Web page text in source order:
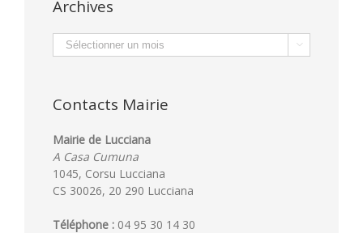
Archives
Archives 
Contacts Mairie
Mairie de Lucciana
A Casa Cumuna
1045, Corsu Lucciana
CS 30026, 20 290 Lucciana
Téléphone : 04 95 30 14 30